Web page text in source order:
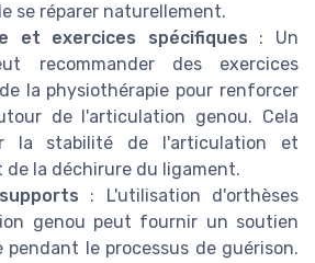
se réparer naturellement.
et exercices spécifiques : Un
recommander des exercices
la physiothérapie pour renforcer
de l'articulation genou. Cela
la stabilité de l'articulation et
de la déchirure du ligament.
: L'utilisation d'orthèses
genou peut fournir un soutien
pendant le processus de guérison.